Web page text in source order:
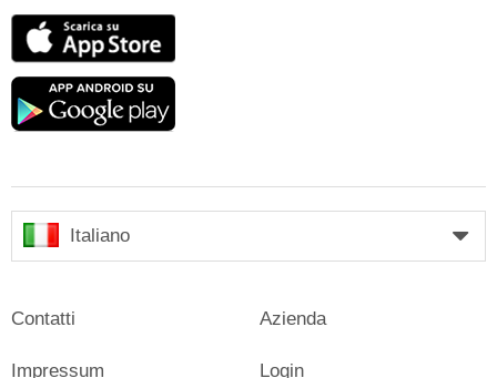
Google
Italiano
Contatti
Impressum
Azienda
Login